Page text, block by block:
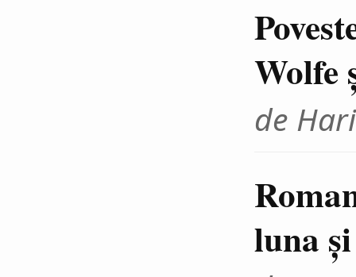
Wolfe
de
luna